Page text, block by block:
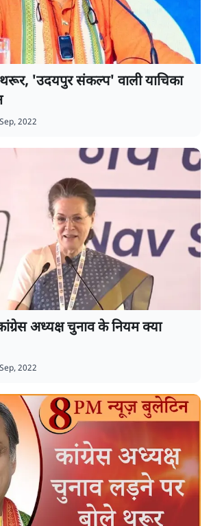
'उदयपुर संकल्प' वाली याचिका
2022
अध्यक्ष चुनाव के नियम क्या
2022